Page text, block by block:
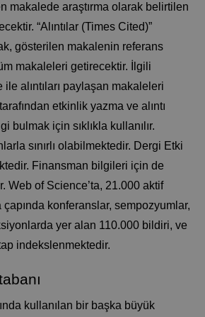
makalede araştırma olarak belirtilen
“Alıntılar (Times Cited)”
gösterilen makalenin referans
makaleleri getirecektir. İlgili
ile alıntıları paylaşan makaleleri
etkinlik yazma ve alıntı
bulmak için sıklıkla kullanılır.
sınırlı olabilmektedir. Dergi Etki
Finansman bilgileri için de
Web of Science’ta, 21.000 aktif
çapında konferanslar, sempozyumlar,
yer alan 110.000 bildiri, ve
indekslenmektedir.
kullanılan bir başka büyük